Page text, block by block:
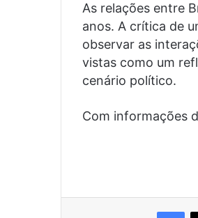
As relações entre
anos. A crítica de
observar as
vistas como um
cenário político.
Com informações